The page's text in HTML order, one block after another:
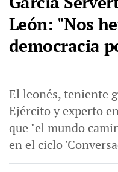
León: "Nos
democracia
El leonés, teniente
Ejército y experto
que "el mundo
en el ciclo